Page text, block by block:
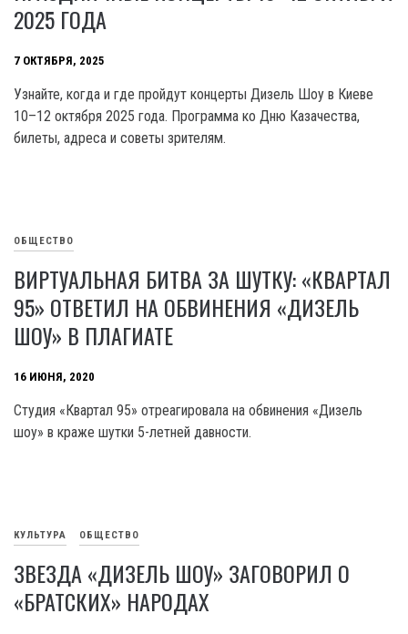
2025 ГОДА
7 ОКТЯБРЯ, 2025
Узнайте, когда и где пройдут концерты Дизель Шоу в Киеве
10–12 октября 2025 года. Программа ко Дню Казачества,
билеты, адреса и советы зрителям.
ОБЩЕСТВО
ВИРТУАЛЬНАЯ БИТВА ЗА ШУТКУ: «КВАРТАЛ
95» ОТВЕТИЛ НА ОБВИНЕНИЯ «ДИЗЕЛЬ
ШОУ» В ПЛАГИАТЕ
16 ИЮНЯ, 2020
Студия «Квартал 95» отреагировала на обвинения «Дизель
шоу» в краже шутки 5-летней давности.
КУЛЬТУРА ОБЩЕСТВО
ЗВЕЗДА «ДИЗЕЛЬ ШОУ» ЗАГОВОРИЛ О
«БРАТСКИХ» НАРОДАХ